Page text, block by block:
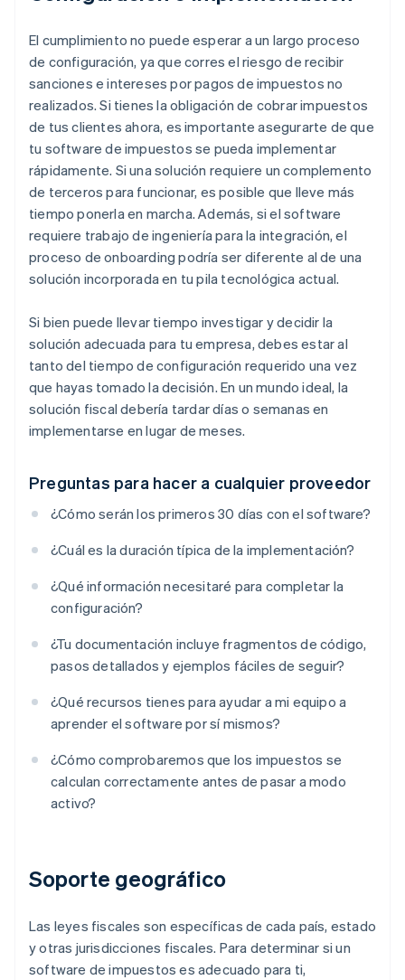
El cumplimiento no puede esperar a un largo proceso
de configuración, ya que corres el riesgo de recibir
sanciones e intereses por pagos de impuestos no
realizados. Si tienes la obligación de cobrar impuestos
de tus clientes ahora, es importante asegurarte de que
tu software de impuestos se pueda implementar
rápidamente. Si una solución requiere un complemento
de terceros para funcionar, es posible que lleve más
tiempo ponerla en marcha. Además, si el software
requiere trabajo de ingeniería para la integración, el
proceso de onboarding podría ser diferente al de una
solución incorporada en tu pila tecnológica actual.
Si bien puede llevar tiempo investigar y decidir la
solución adecuada para tu empresa, debes estar al
tanto del tiempo de configuración requerido una vez
que hayas tomado la decisión. En un mundo ideal, la
solución fiscal debería tardar días o semanas en
implementarse en lugar de meses.
Preguntas para hacer a cualquier proveedor
¿Cómo serán los primeros 30 días con el software?
¿Cuál es la duración típica de la implementación?
¿Qué información necesitaré para completar la
configuración?
¿Tu documentación incluye fragmentos de código,
pasos detallados y ejemplos fáciles de seguir?
¿Qué recursos tienes para ayudar a mi equipo a
aprender el software por sí mismos?
¿Cómo comprobaremos que los impuestos se
calculan correctamente antes de pasar a modo
activo?
Soporte geográfico
Las leyes fiscales son específicas de cada país, estado
y otras jurisdicciones fiscales. Para determinar si un
software de impuestos es adecuado para ti,